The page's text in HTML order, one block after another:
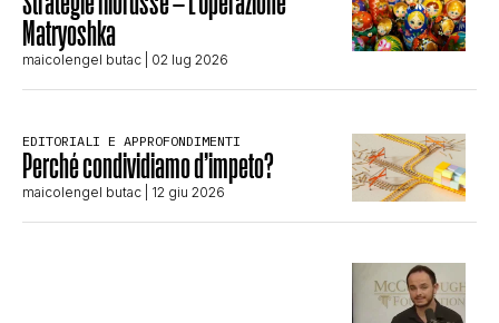
Matryoshka
maicolengel butac | 02 lug 2026
EDITORIALI E APPROFONDIMENTI
Perché condividiamo d’impeto?
maicolengel butac | 12 giu 2026